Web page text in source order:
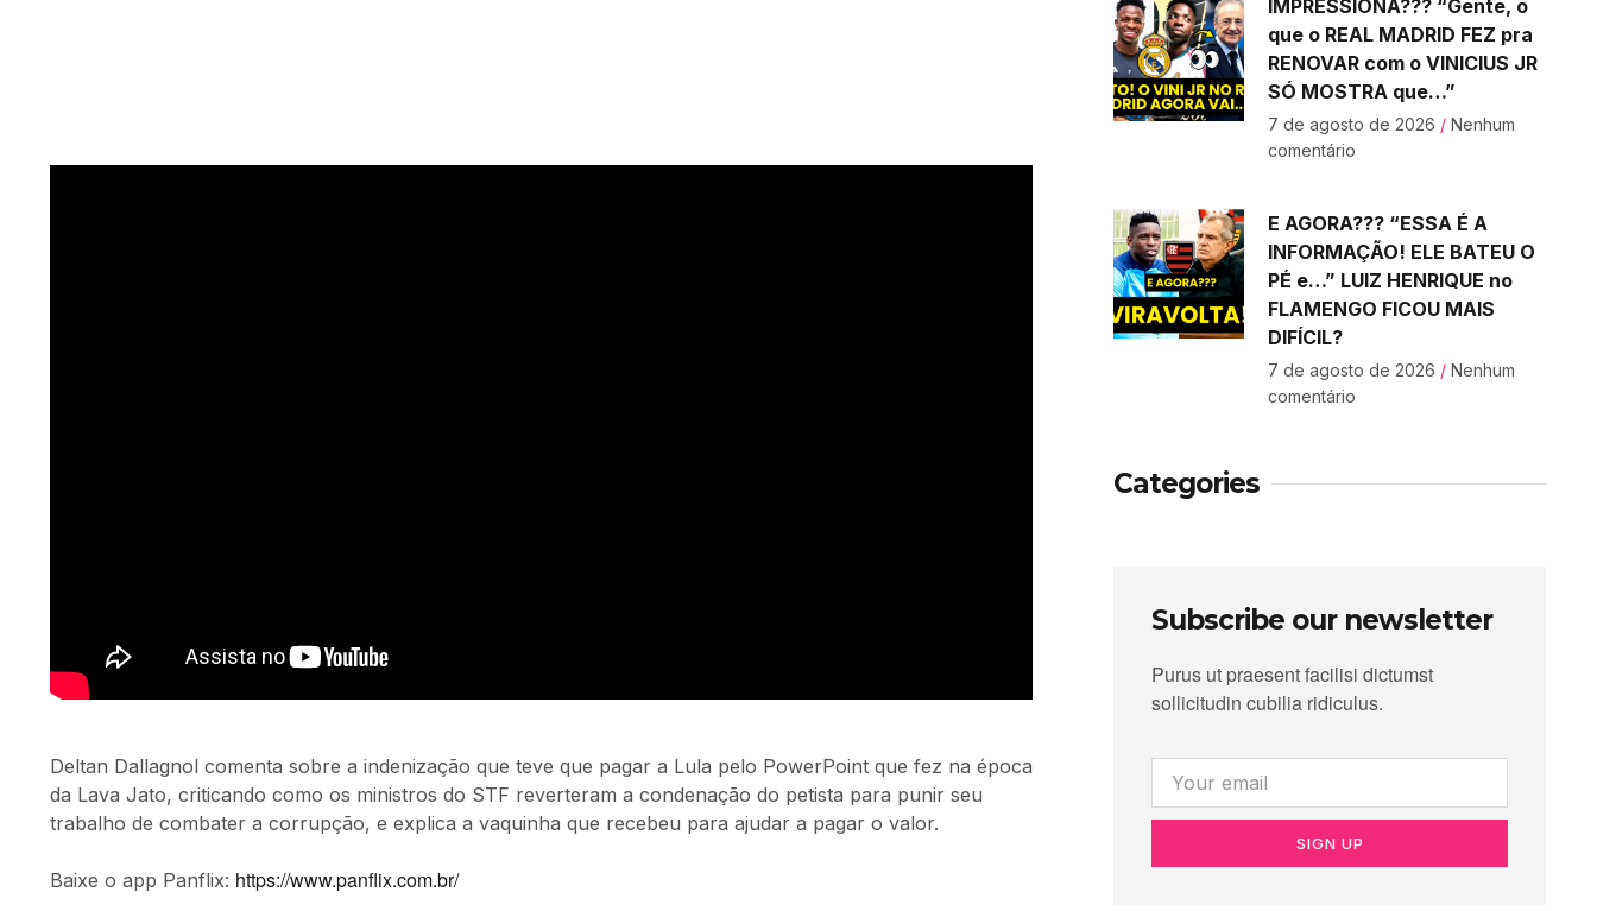
Deltan Dallagnol comenta sobre a indenização que teve que pagar a Lula pelo PowerPoint que fez na época
da Lava Jato, criticando como os ministros do STF reverteram a condenação do petista para punir seu
trabalho de combater a corrupção, e explica a vaquinha que recebeu para ajudar a pagar o valor.
Baixe o app Panflix: https://www.panflix.com.br/
IMPRESSIONA??? “Gente, o
que o REAL MADRID FEZ pra
RENOVAR com o VINICIUS JR
SÓ MOSTRA que…”
7 de agosto de 2026 Nenhum
comentário
E AGORA??? “ESSA É A
INFORMAÇÃO! ELE BATEU O
PÉ e…” LUIZ HENRIQUE no
FLAMENGO FICOU MAIS
DIFÍCIL?
7 de agosto de 2026 Nenhum
comentário
Categories
Subscribe our newsletter
Purus ut praesent facilisi dictumst
sollicitudin cubilia ridiculus.
SIGN UP